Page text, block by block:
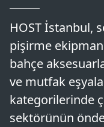
HOST İstanbul,
pişirme
bahçe
ve mutfak
kategorilerinde
sektörünün